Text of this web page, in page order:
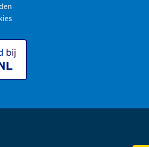
dierensport en -kadoartikelen
van Beestenspul dierensport en -
van Beestenspul dierensport en -